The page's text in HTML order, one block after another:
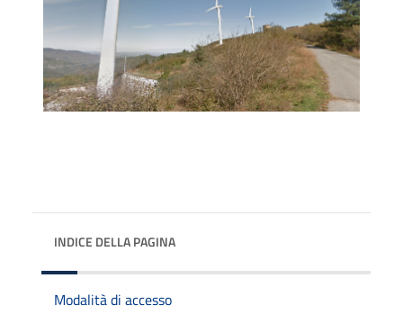
INDICE DELLA PAGINA
Modalità di accesso